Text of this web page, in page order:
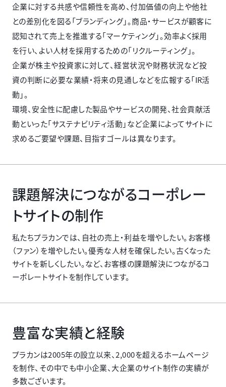
企業に対する共感や信頼性を高め、付加価値の向上や他社
との差別化を図る「ブランディング」。商品・サービスが顧客に
認知されて売上を推進する「マーケティング」。効率よく採用
を行い、よい人材を採用するための「リクルーティング」。
企業が株主や投資家に対して、経営状況や財務状況など投
資の判断に必要な業績・将来の見通しなどを広報する「IR活
動」。
環境、安全性に配慮した製品やサービスの開発、社会貢献活
動といった「サステナビリティ活動」など企業によってサイトに
求めるご要望や課題、目指すゴールは異なります。
課題解決につながるコーポレー
トサイトの制作
私たちプラカンでは、自社の売上・利益を増やしたい。お客様
（ファン）を増やしたい。優秀な人材を確保したい。古くなった
サイトを新しくしたい。など、お客様の課題解決につながるコ
ーポレートサイトを制作しています。
豊富な実績と経験
プラカンは2005年の設立以来、2,000を超えるホームページ
を制作、その中でも中小企業、大企業のサイト制作の実績が
多数ございます。